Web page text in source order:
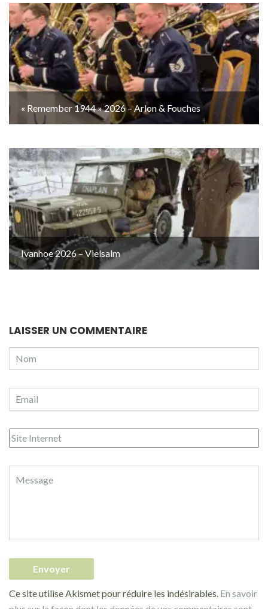
« Remember 1944 » 2026 – Arlon & Fouches
Ivanhoe 2026 – Vielsalm
LAISSER UN COMMENTAIRE
Ce site utilise Akismet pour réduire les indésirables. En savoir